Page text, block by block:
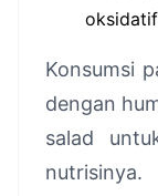
oksidatif
Konsumsi
dengan
salad
nutrisinya.